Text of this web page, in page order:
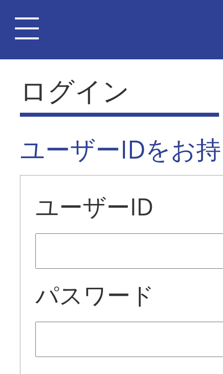
ログイン
ユーザーIDをお
ユーザーID
パスワード